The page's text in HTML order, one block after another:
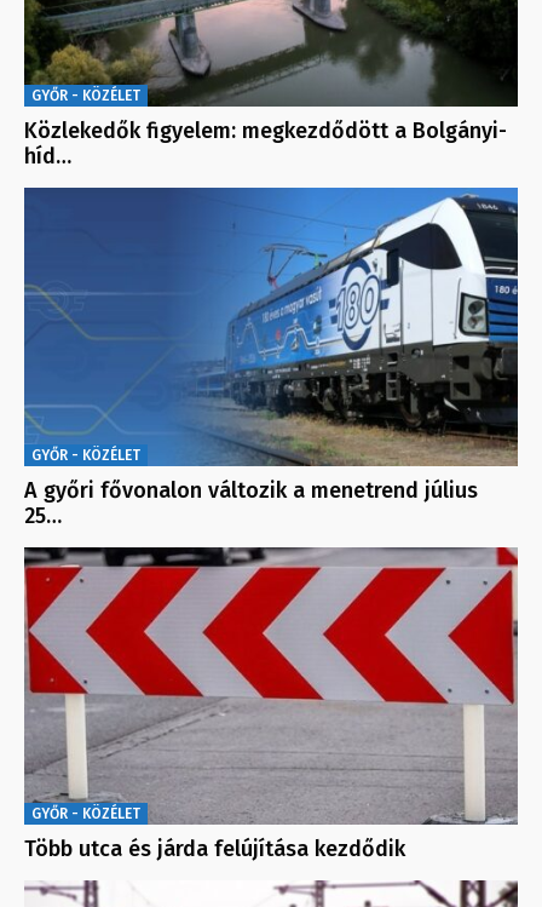
GYŐR - KÖZÉLET
Közlekedők figyelem: megkezdődött a Bolgányi-
híd…
GYŐR - KÖZÉLET
A győri fővonalon változik a menetrend július
25…
GYŐR - KÖZÉLET
Több utca és járda felújítása kezdődik